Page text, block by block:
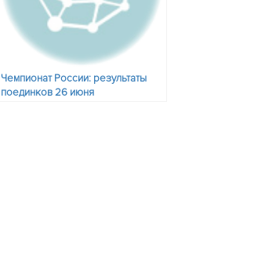
Чемпионат России: результаты
поединков 26 июня